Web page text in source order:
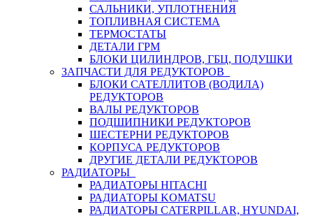
САЛЬНИКИ, УПЛОТНЕНИЯ
ТОПЛИВНАЯ СИСТЕМА
ТЕРМОСТАТЫ
ДЕТАЛИ ГРМ
БЛОКИ ЦИЛИНДРОВ, ГБЦ, ПОДУШКИ
ЗАПЧАСТИ ДЛЯ РЕДУКТОРОВ
БЛОКИ САТЕЛЛИТОВ (ВОДИЛА)
РЕДУКТОРОВ
ВАЛЫ РЕДУКТОРОВ
ПОДШИПНИКИ РЕДУКТОРОВ
ШЕСТЕРНИ РЕДУКТОРОВ
КОРПУСА РЕДУКТОРОВ
ДРУГИЕ ДЕТАЛИ РЕДУКТОРОВ
РАДИАТОРЫ
РАДИАТОРЫ HITACHI
РАДИАТОРЫ KOMATSU
РАДИАТОРЫ CATERPILLAR, HYUNDAI,